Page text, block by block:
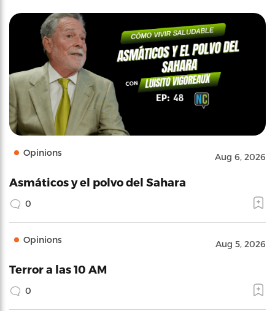
Opinions Aug 6, 2026
Asmáticos y el polvo del Sahara
0
Opinions Aug 5, 2026
Terror a las 10 AM
0